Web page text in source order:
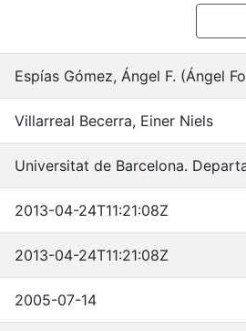
Espías Gómez, Ángel F. (Ángel
Villarreal Becerra, Einer Niels
Universitat de Barcelona.
2013-04-24T11:21:08Z
2013-04-24T11:21:08Z
2005-07-14